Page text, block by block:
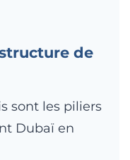
de
sont les piliers
Dubaï en